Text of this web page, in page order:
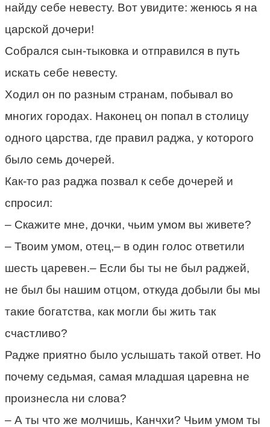
найду себе невесту. Вот увидите: женюсь я на
царской дочери!
Собрался сын-тыковка и отправился в путь
искать себе невесту.
Ходил он по разным странам, побывал во
многих городах. Наконец он попал в столицу
одного царства, где правил раджа, у которого
было семь дочерей.
Как-то раз раджа позвал к себе дочерей и
спросил:
– Скажите мне, дочки, чьим умом вы живете?
– Твоим умом, отец,– в один голос ответили
шесть царевен.– Если бы ты не был раджей,
не был бы нашим отцом, откуда добыли бы мы
такие богатства, как могли бы жить так
счастливо?
Радже приятно было услышать такой ответ. Но
почему седьмая, самая младшая царевна не
произнесла ни слова?
– А ты что же молчишь, Канчхи? Чьим умом ты